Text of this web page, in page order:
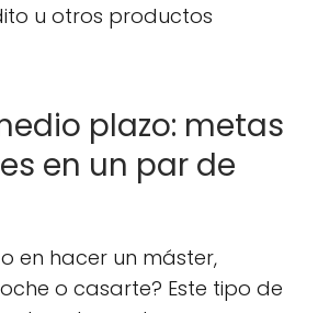
u otros productos
plazo: metas
en un par de
en hacer un máster,
o casarte? Este tipo de